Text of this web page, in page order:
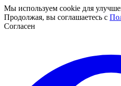
Мы используем cookie для
Продолжая, вы соглашаетесь с
Согласен